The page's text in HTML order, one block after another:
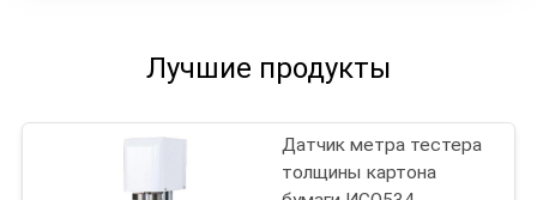
Лучшие продукты
Датчик метра тестера
толщины картона